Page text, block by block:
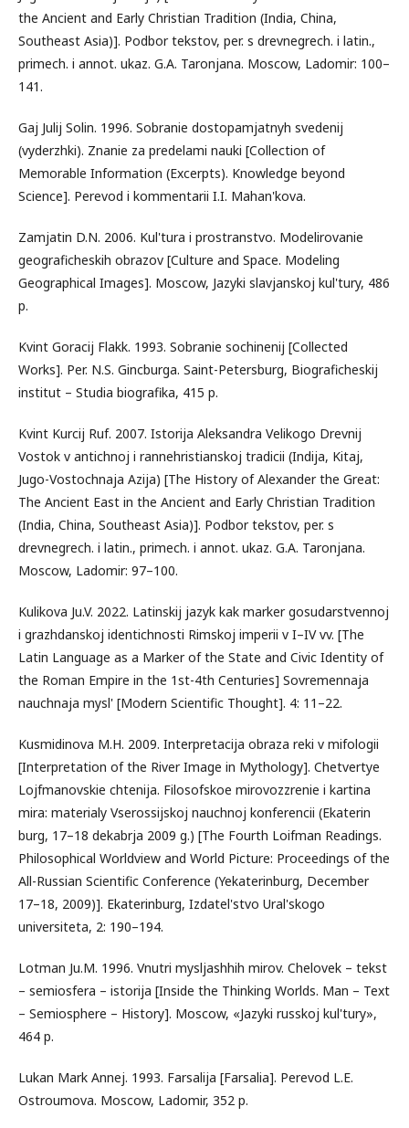
the Ancient and Early Christian Tradition (India, China,
Southeast Asia)]. Podbor tekstov, per. s drevnegrech. i latin.,
primech. i annot. ukaz. G.A. Taronjana. Moscow, Ladomir: 100–
141.
Gaj Julij Solin. 1996. Sobranie dostopamjatnyh svedenij
(vyderzhki). Znanie za predelami nauki [Collection of
Memorable Information (Excerpts). Knowledge beyond
Science]. Perevod i kommentarii I.I. Mahan'kova.
Zamjatin D.N. 2006. Kul'tura i prostranstvo. Modelirovanie
geograficheskih obrazov [Culture and Space. Modeling
Geographical Images]. Moscow, Jazyki slavjanskoj kul'tury, 486
p.
Kvint Goracij Flakk. 1993. Sobranie sochinenij [Collected
Works]. Per. N.S. Gincburga. Saint-Petersburg, Biograficheskij
institut – Studia biografika, 415 p.
Kvint Kurcij Ruf. 2007. Istorija Aleksandra Velikogo Drevnij
Vostok v antichnoj i rannehristianskoj tradicii (Indija, Kitaj,
Jugo-Vostochnaja Azija) [The History of Alexander the Great:
The Ancient East in the Ancient and Early Christian Tradition
(India, China, Southeast Asia)]. Podbor tekstov, per. s
drevnegrech. i latin., primech. i annot. ukaz. G.A. Taronjana.
Moscow, Ladomir: 97–100.
Kulikova Ju.V. 2022. Latinskij jazyk kak marker gosudarstvennoj
i grazhdanskoj identichnosti Rimskoj imperii v I–IV vv. [The
Latin Language as a Marker of the State and Civic Identity of
the Roman Empire in the 1st-4th Centuries] Sovremennaja
nauchnaja mysl' [Modern Scientific Thought]. 4: 11–22.
Kusmidinova M.H. 2009. Interpretacija obraza reki v mifologii
[Interpretation of the River Image in Mythology]. Chetvertye
Lojfmanovskie chtenija. Filosofskoe mirovozzrenie i kartina
mira: materialy Vserossijskoj nauchnoj konferencii (Ekaterin
burg, 17–18 dekabrja 2009 g.) [The Fourth Loifman Readings.
Philosophical Worldview and World Picture: Proceedings of the
All-Russian Scientific Conference (Yekaterinburg, December
17–18, 2009)]. Ekaterinburg, Izdatel'stvo Ural'skogo
universiteta, 2: 190–194.
Lotman Ju.M. 1996. Vnutri mysljashhih mirov. Chelovek – tekst
– semiosfera – istorija [Inside the Thinking Worlds. Man – Text
– Semiosphere – History]. Moscow, «Jazyki russkoj kul'tury»,
464 p.
Lukan Mark Annej. 1993. Farsalija [Farsalia]. Perevod L.E.
Ostroumova. Moscow, Ladomir, 352 p.